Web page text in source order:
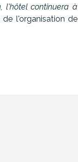
l'hôtel continuera à
de l'organisation de